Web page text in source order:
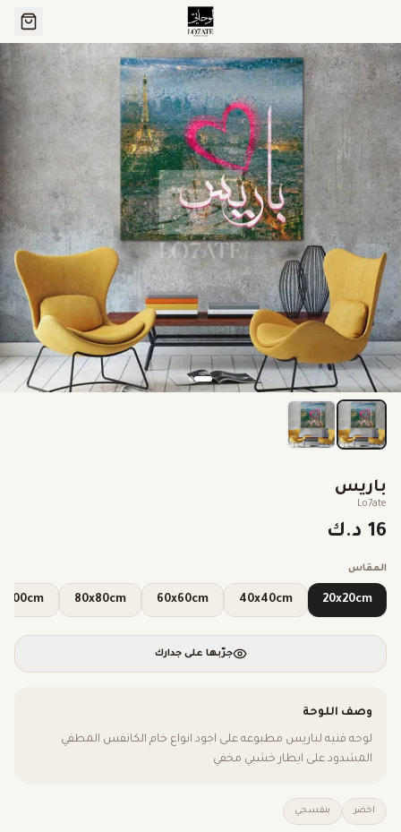
باريس
Lo7ate
16 د.ك
المقاس
20x20cm
40x40cm
60x60cm
80x80cm
100x100cm
جرّبها على جدارك
وصف اللوحة
لوحه فنيه لباريس مطبوعه على اجود انواع خام الكانفس المطفي
المشدود على ايطار خشبي مخفي
اخضر بنفسجي